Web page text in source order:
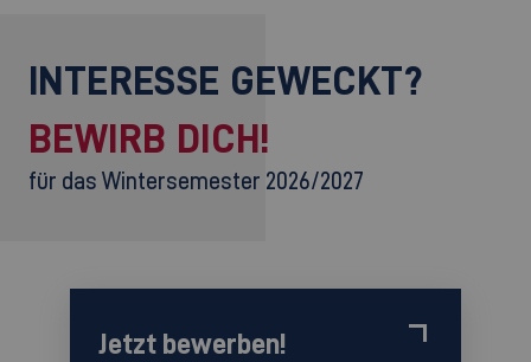
INTERESSE GEWECKT?
BEWIRB DICH!
für das Wintersemester 2026/2027
Jetzt bewerben!